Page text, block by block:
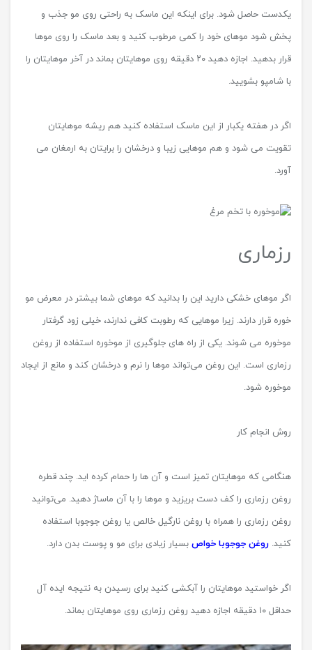
یکدست حاصل شود. برای اینکه این ماسک به راحتی روی مو جذب و
پخش شود موهای خود را کمی مرطوب کنید و بعد ماسک را روی موها
قرار بدهید. اجازه دهید ۲۰ دقیقه روی موهایتان بماند در آخر موهایتان را
با شامپو بشویید.
اگر در هفته یکبار از این ماسک استفاده کنید هم ریشه موهایتان
تقویت می شود و هم موهایی زیبا و درخشان را برایتان به ارمغان می
آورد.
رزماری
اگر موهای خشکی دارید این را بدانید که موهای شما بیشتر در معرض مو
خوره قرار دارند. زیرا موهایی که رطوبت کافی ندارند، خیلی زود گرفتار
موخوره می ‌شوند. یکی از راه های جلوگیری از موخوره استفاده از روغن
رزماری است. این روغن می‌تواند موها را نرم و درخشان کند و مانع از ایجاد
موخوره شود.
روش انجام کار
هنگامی که موهایتان تمیز است و آن ها را حمام کرده اید. چند قطره
روغن رزماری را کف دست بریزید و موها را با آن ماساژ دهید. می‌توانید
روغن رزماری را همراه با روغن نارگیل خالص یا روغن جوجوبا استفاده
کنید. روغن جوجوبا خواص بسیار زیادی برای مو و پوست بدن دارد.
اگر خواستید موهایتان را آبکشی کنید برای رسیدن به نتیجه ایده آل
حداقل ۱۰ دقیقه اجازه دهید روغن رزماری روی موهایتان بماند.